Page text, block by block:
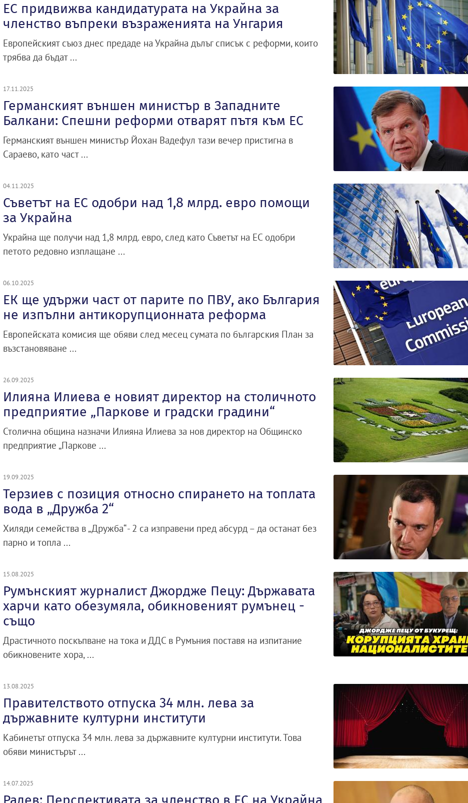
ЕС придвижва кандидатурата на Украйна за
членство въпреки възраженията на Унгария
Европейският съюз днес предаде на Украйна дълъг списък с реформи, които
трябва да бъдат ...
17.11.2025
Германският външен министър в Западните
Балкани: Спешни реформи отварят пътя към ЕС
Германският външен министър Йохан Вадефул тази вечер пристигна в
Сараево, като част ...
04.11.2025
Съветът на ЕС одобри над 1,8 млрд. евро помощи
за Украйна
Украйна ще получи над 1,8 млрд. евро, след като Съветът на ЕС одобри
петото редовно изплащане ...
06.10.2025
ЕК ще удържи част от парите по ПВУ, ако България
не изпълни антикорупционната реформа
Европейската комисия ще обяви след месец сумата по българския План за
възстановяване ...
26.09.2025
Илияна Илиева е новият директор на столичното
предприятие „Паркове и градски градини“
Столична община назначи Илияна Илиева за нов директор на Общинско
предприятие „Паркове ...
19.09.2025
Терзиев с позиция относно спирането на топлата
вода в „Дружба 2“
Хиляди семейства в „Дружба“ - 2 са изправени пред абсурд – да останат без
парно и топла ...
15.08.2025
Румънският журналист Джордже Пецу: Държавата
харчи като обезумяла, обикновеният румънец -
също
Драстичното поскъпване на тока и ДДС в Румъния поставя на изпитание
обикновените хора, ...
13.08.2025
Правителството отпуска 34 млн. лева за
държавните културни институти
Кабинетът отпуска 34 млн. лева за държавните културни институти. Това
обяви министърът ...
14.07.2025